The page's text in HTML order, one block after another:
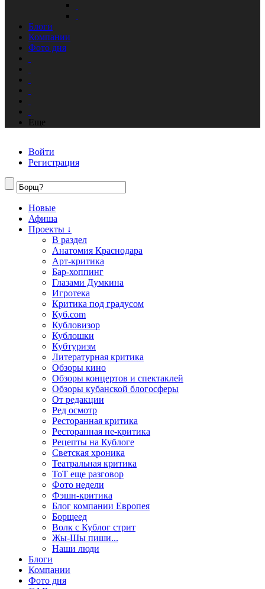
Блоги
Компании
Фото дня
Еще
Войти
Регистрация
Новые
Афиша
Проекты ↓
В раздел
Анатомия Краснодара
Арт-критика
Бар-хоппинг
Глазами Думкина
Игротека
Критика под градусом
Куб.com
Кубловизор
Кублошки
Кубтуризм
Литературная критика
Обзоры кино
Обзоры концертов и спектаклей
Обзоры кубанской блогосферы
От редакции
Ред осмотр
Ресторанная критика
Ресторанная не-критика
Рецепты на Кублоге
Светская хроника
Театральная критика
ТоТ еще разговор
Фото недели
Фэшн-критика
Блог компании Европея
Борщеед
Волк с Кублог стрит
Жы-Шы пиши...
Наши люди
Блоги
Компании
Фото дня